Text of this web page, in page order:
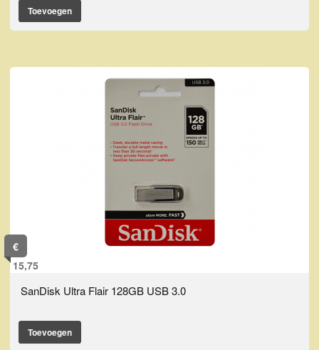
Toevoegen
€
15,75
SanDisk Ultra Flair 128GB USB 3.0
Toevoegen